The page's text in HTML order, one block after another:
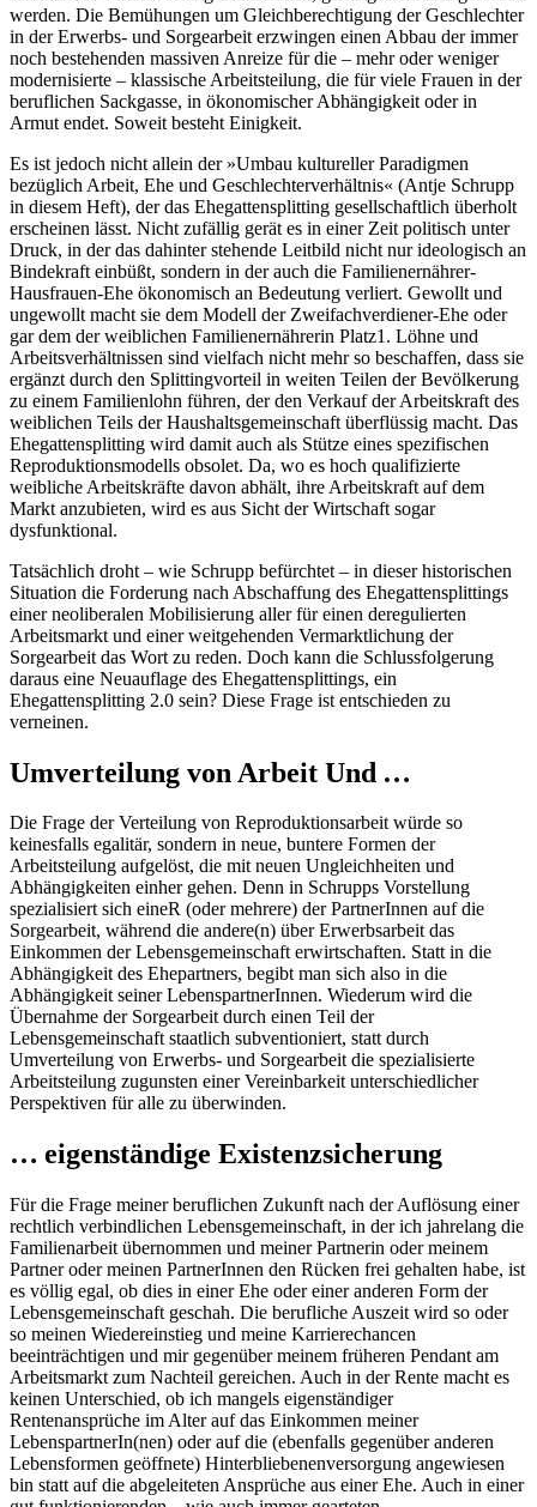
werden. Die Bemühungen um Gleichberechtigung der Geschlechter
in der Erwerbs- und Sorgearbeit erzwingen einen Abbau der immer
noch bestehenden massiven Anreize für die – mehr oder weniger
modernisierte – klassische Arbeitsteilung, die für viele Frauen in der
beruflichen Sackgasse, in ökonomischer Abhängigkeit oder in
Armut endet. Soweit besteht Einigkeit.
Es ist jedoch nicht allein der »Umbau kultureller Paradigmen
bezüglich Arbeit, Ehe und Geschlechterverhältnis« (Antje Schrupp
in diesem Heft), der das Ehegattensplitting gesellschaftlich überholt
erscheinen lässt. Nicht zufällig gerät es in einer Zeit politisch unter
Druck, in der das dahinter stehende Leitbild nicht nur ideologisch an
Bindekraft einbüßt, sondern in der auch die Familien­ernährer-
Hausfrauen-Ehe ökonomisch an Bedeutung verliert. Gewollt und
ungewollt macht sie dem Modell der Zweifachverdiener-Ehe oder
gar dem der weiblichen Familienernährerin Platz1 . Löhne und
Arbeitsverhältnissen sind vielfach nicht mehr so beschaffen, dass sie
ergänzt durch den Splittingvorteil in weiten Teilen der Bevölkerung
zu einem Familienlohn führen, der den Verkauf der Arbeitskraft des
weiblichen Teils der Haushaltsgemeinschaft überflüssig macht. Das
Ehegattensplitting wird damit auch als Stütze eines spezifischen
Reproduktionsmodells obsolet. Da, wo es hoch qualifizierte
weibliche Arbeitskräfte davon abhält, ihre Arbeitskraft auf dem
Markt anzubieten, wird es aus Sicht der Wirtschaft sogar
dysfunktional.
Tatsächlich droht – wie Schrupp befürchtet – in dieser historischen
Situation die Forderung nach Abschaffung des Ehegattensplittings
einer neoliberalen Mobilisierung aller für einen deregulierten
Arbeitsmarkt und einer weitgehenden Vermarktlichung der
Sorgearbeit das Wort zu reden. Doch kann die Schlussfolgerung
daraus eine Neuauflage des Ehegattensplittings, ein
Ehegattensplitting 2.0 sein? Diese Frage ist entschieden zu
verneinen.
Umverteilung von Arbeit Und …
Die Frage der Verteilung von Reproduktionsarbeit würde so
keinesfalls egalitär, sondern in neue, buntere Formen der
Arbeitsteilung aufgelöst, die mit neuen Ungleichheiten und
Abhängigkeiten einher gehen. Denn in Schrupps Vorstellung
spezialisiert sich eineR (oder mehrere) der PartnerInnen auf die
Sorgearbeit, während die andere(n) über Erwerbsarbeit das
Einkommen der Lebensgemeinschaft erwirtschaften. Statt in die
Abhängigkeit des Ehepartners, begibt man sich also in die
Abhängigkeit seiner LebenspartnerInnen. Wiederum wird die
Übernahme der Sorgearbeit durch einen Teil der
Lebensgemeinschaft staatlich subventioniert, statt durch
Umverteilung von Erwerbs- und Sorgearbeit die spezialisierte
Arbeitsteilung zugunsten einer Vereinbarkeit unterschiedlicher
Perspektiven für alle zu überwinden.
… eigenständige Existenzsicherung
Für die Frage meiner beruflichen Zukunft nach der Auflösung einer
rechtlich verbindlichen Lebensgemeinschaft, in der ich jahrelang die
Familienarbeit übernommen und meiner Partnerin oder meinem
Partner oder meinen PartnerInnen den Rücken frei gehalten habe, ist
es völlig egal, ob dies in einer Ehe oder einer anderen Form der
Lebensgemeinschaft geschah. Die berufliche Auszeit wird so oder
so meinen Wiedereinstieg und meine Karrierechancen
beeinträchtigen und mir gegenüber meinem früheren Pendant am
Arbeitsmarkt zum Nachteil gereichen. Auch in der Rente macht es
keinen Unterschied, ob ich mangels eigenständiger
Rentenansprüche im Alter auf das Einkommen meiner
LebenspartnerIn(nen) oder auf die (ebenfalls gegenüber anderen
Lebensformen geöffnete) Hinterbliebenenversorgung angewiesen
bin statt auf die abgeleiteten Ansprüche aus einer Ehe. Auch in einer